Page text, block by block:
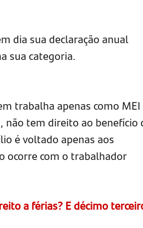
dia sua declaração anual
sua categoria.
trabalha apenas como MEI
não tem direito ao benefício
é voltado apenas aos
ocorre com o trabalhador
a férias? E décimo